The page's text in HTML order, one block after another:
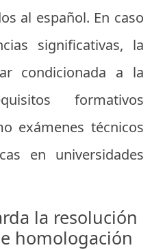
al español. En caso
significativas, la
condicionada a la
formativos
exámenes técnicos
en universidades
la resolución
homologación